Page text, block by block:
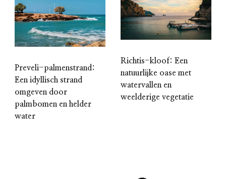
Preveli-palmenstrand:
Een idyllisch strand
omgeven door
palmbomen en helder
water
Richtis-kloof: Een
natuurlijke oase met
watervallen en
weelderige vegetatie